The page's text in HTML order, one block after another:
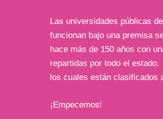
Las universidades públicas
funcionan bajo una premisa
hace más de 150 años con
repartidas por todo el
los cuales están clasificados
¡Empecemos!